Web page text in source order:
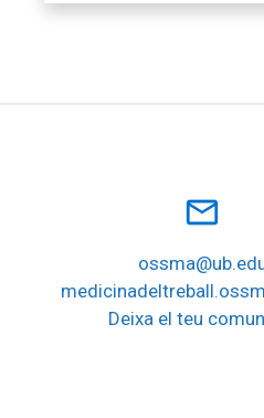
mail_outline
Deixa el teu